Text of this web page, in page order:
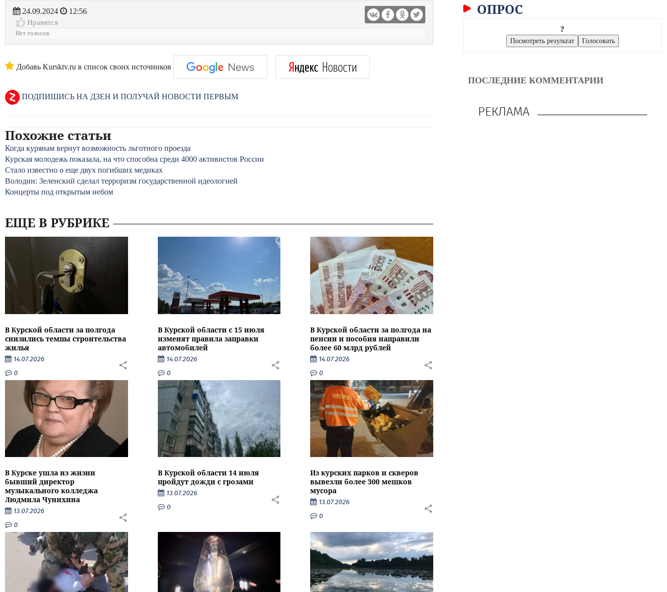
24.09.2024
12:56
Нравится
Нет голосов
Добавь Kursktv.ru в список своих источников
ПОДПИШИСЬ НА ДЗЕН И ПОЛУЧАЙ НОВОСТИ ПЕРВЫМ
Похожие статьи
Когда курянам вернут возможность льготного проезда
Курская молодежь показала, на что способна среди 4000 активистов России
Стало известно о еще двух погибших медиках
Володин: Зеленский сделал терроризм государственной идеологией
Концерты под открытым небом
ЕЩЕ В РУБРИКЕ
В Курской области за полгода
снизились темпы строительства
жилья
14.07.2026
0
В Курской области с 15 июля
изменят правила заправки
автомобилей
14.07.2026
0
В Курской области за полгода на
пенсии и пособия направили
более 60 млрд рублей
14.07.2026
0
В Курске ушла из жизни
бывший директор
музыкального колледжа
Людмила Чунихина
13.07.2026
0
В Курской области 14 июля
пройдут дожди с грозами
13.07.2026
0
Из курских парков и скверов
вывезли более 300 мешков
мусора
13.07.2026
0
ОПРОС
?
ПОСЛЕДНИЕ КОММЕНТАРИИ
РЕКЛАМА